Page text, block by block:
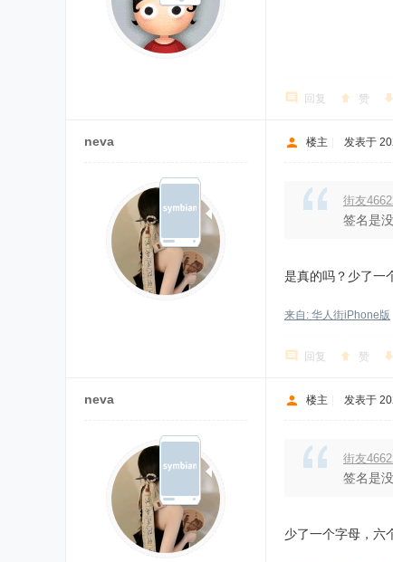
回复 赞
neva 楼主 发表于
街友
签名是
是真的吗？少了一
来自: 华人街iPhone版
回复 赞
neva 楼主 发表于
街友
签名是
少了一个字母，六